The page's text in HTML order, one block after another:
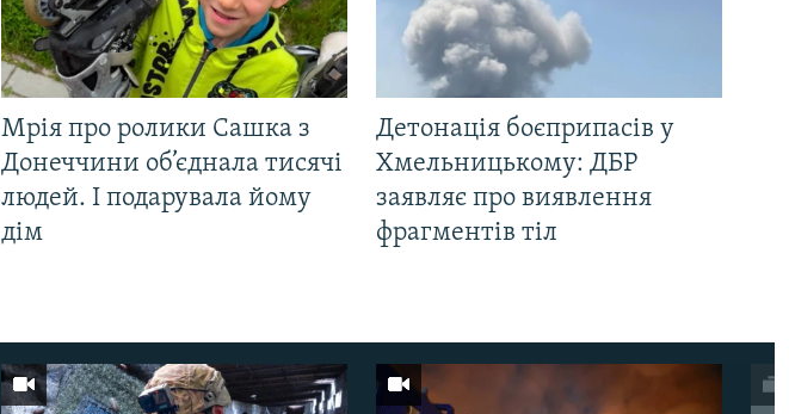
Мрія про ролики Сашка з
Донеччини об’єднала тисячі
людей. І подарувала йому
дім
Детонація боєприпасів у
Хмельницькому: ДБР
заявляє про виявлення
фрагментів тіл